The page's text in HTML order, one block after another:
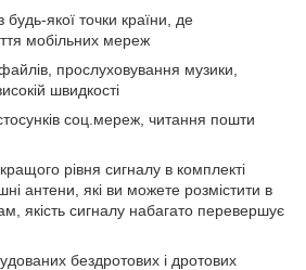
будь-якої точки країни, де
мобільних мереж
прослуховування музики,
швидкості
соц.мереж, читання пошти
рівня сигналу в комплекті
антени, які ви можете розмістити в
якість сигналу набагато перевершує
бездротових і дротових